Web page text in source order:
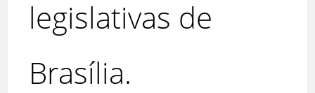
legislativas de
Brasília.